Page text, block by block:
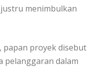
menimbulkan
proyek disebut
pelanggaran dalam